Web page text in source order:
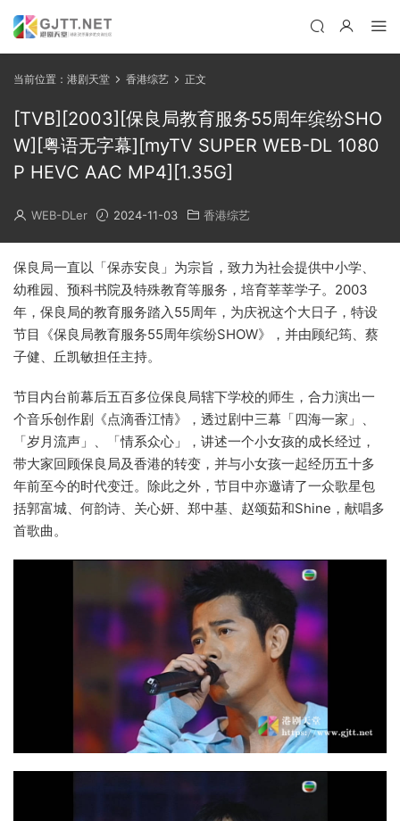
当前位置： 港剧天堂 香港综艺 正文
[TVB][2003][保良局教育服务55周年缤纷SHO
W][粤语无字幕][myTV SUPER WEB-DL 1080
P HEVC AAC MP4][1.35G]
WEB-DLer 2024-11-03 香港综艺
保良局一直以「保赤安良」为宗旨，致力为社会提供中小学、
幼稚园、预科书院及特殊教育等服务，培育莘莘学子。2003
年，保良局的教育服务踏入55周年，为庆祝这个大日子，特设
节目《保良局教育服务55周年缤纷SHOW》，并由顾纪筠、蔡
子健、丘凯敏担任主持。
节目内台前幕后五百多位保良局辖下学校的师生，合力演出一
个音乐创作剧《点滴香江情》，透过剧中三幕「四海一家」、
「岁月流声」、「情系众心」，讲述一个小女孩的成长经过，
带大家回顾保良局及香港的转变，并与小女孩一起经历五十多
年前至今的时代变迁。除此之外，节目中亦邀请了一众歌星包
括郭富城、何韵诗、关心妍、郑中基、赵颂茹和Shine，献唱多
首歌曲。